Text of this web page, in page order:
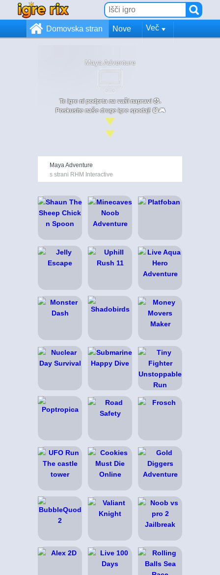
Domovska stran Nove Več
Maya Adventure
Te igre ni podprta na vaši napravi 😞.
Poskusite naše druge igre spodaj! 😄🎮
Maya Adventure
s strani RHM Interactive